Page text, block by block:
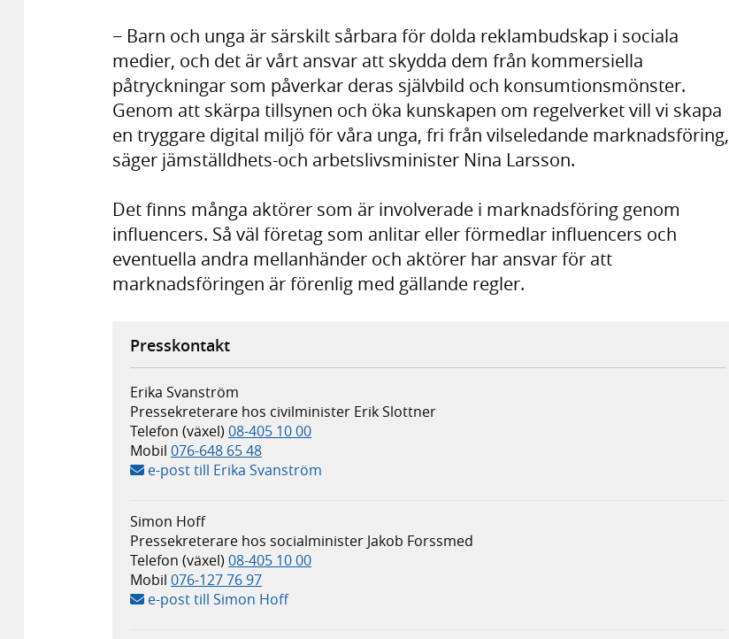
− Barn och unga är särskilt sårbara för dolda reklambudskap i sociala
medier, och det är vårt ansvar att skydda dem från kommersiella
påtryckningar som påverkar deras självbild och konsumtionsmönster.
Genom att skärpa tillsynen och öka kunskapen om regelverket vill vi skapa
en tryggare digital miljö för våra unga, fri från vilseledande marknadsföring,
säger jämställdhets-och arbetslivsminister Nina Larsson.
Det finns många aktörer som är involverade i marknadsföring genom
influencers. Så väl företag som anlitar eller förmedlar influencers och
eventuella andra mellanhänder och aktörer har ansvar för att
marknadsföringen är förenlig med gällande regler.
Presskontakt
Erika Svanström
Pressekreterare hos civilminister Erik Slottner
Telefon (växel) 08-405 10 00
Mobil 076-648 65 48
e-post till Erika Svanström
Simon Hoff
Pressekreterare hos socialminister Jakob Forssmed
Telefon (växel) 08-405 10 00
Mobil 076-127 76 97
e-post till Simon Hoff